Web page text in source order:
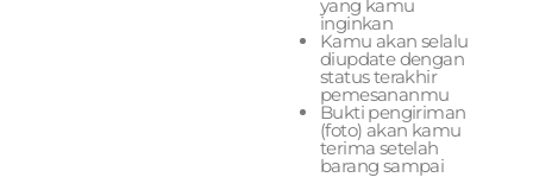
yang kamu
inginkan
Kamu akan selalu
diupdate dengan
status terakhir
pemesananmu
Bukti pengiriman
(foto) akan kamu
terima setelah
barang sampai